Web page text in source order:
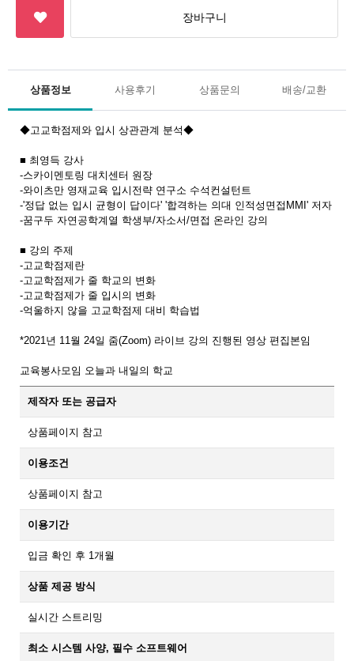
상품정보 사용후기 상품문의 배송/교환
◆고교학점제와 입시 상관관계 분석◆
■ 최영득 강사
-스카이멘토링 대치센터 원장
-와이츠만 영재교육 입시전략 연구소 수석컨설턴트
-'정답 없는 입시 균형이 답이다' '합격하는 의대 인적성면접MMI' 저자
-꿈구두 자연공학계열 학생부/자소서/면접 온라인 강의
■ 강의 주제
-고교학점제란
-고교학점제가 줄 학교의 변화
-고교학점제가 줄 입시의 변화
-억울하지 않을 고교학점제 대비 학습법
*2021년 11월 24일 줌(Zoom) 라이브 강의 진행된 영상 편집본임
교육봉사모임 오늘과 내일의 학교
제작자 또는 공급자
상품페이지 참고
이용조건
상품페이지 참고
이용기간
입금 확인 후 1개월
상품 제공 방식
실시간 스트리밍
최소 시스템 사양, 필수 소프트웨어